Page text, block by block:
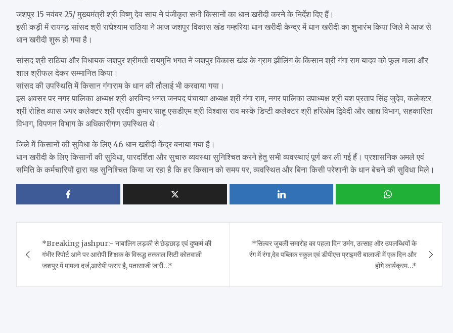
जशपुर 15 नवंबर 25/ मुख्यमंत्री श्री विष्णु देव साय ने पंजीकृत सभी किसानों का धान खरीदी करने के निर्देश दिए हैं।
इसी कड़ी में रायगढ़ सांसद श्री राधेश्याम राठिया ने आज जशपुर विकास खंड गम्हरिया धान खरीदी केन्द्र में धान खरीदी का शुभारंभ किया जिले मे आज से
धान खरीदी शुरू हो गया है।
सांसद श्री राठिया और विधायक जशपुर श्रीमती रायमुनि भगत ने जशपुर विकास खंड के ग्राम झीलिंग के किसान श्री गंगा राम यादव को फूल माला और
शाल श्रीफल देकर सम्मानित किया।
सांसद की उपस्थिति में किसान गंगाराम के धान की तौलाई भी करवाया गया।
इस अवसर पर नगर पालिका अध्यक्ष श्री अरविन्द भगत जनपद पंचायत अध्यक्ष श्री गंगा राम, नगर पालिका उपाध्यक्ष श्री यश प्रताप सिंह जुदेव, कलेक्टर
श्री रोहित व्यास अपर कलेक्टर श्री प्रदीप कुमार साहू एसडीएम श्री विश्वास राव मस्के डिप्टी कलेक्टर श्री हरिओम द्विवेदी और खाद्य विभाग, सहकारिता
विभाग, विपणन विभाग के अधिकारीगण उपस्थित थे।
जिले में किसानों की सुविधा के लिए 46 धान खरीदी केंद्र बनाया गया है।
धान खरीदी के लिए किसानों की सुविधा, पारदर्शिता और सुचारु व्यवस्था सुनिश्चित करने हेतु सभी व्यवस्थाएं पूर्ण कर ली गई हैं। प्रशासनिक अमले एवं
समिति के कर्मचारियों द्वारा यह सुनिश्चित किया जा रहा है कि हर किसान को समय पर, व्यवस्थित और बिना किसी परेशानी के धान बेचने की सुविधा मिले।
navigation
*Breaking jashpur:- नाबालिग लड़की से छेड़छाड़ एवं दुष्कर्म की
गंभीर रिपोर्ट आने पर आरोपी शिक्षक के विरूद्ध तत्काल सिटी कोतवाली
जशपुर में मामला दर्ज,आरोपी फरार है, पतासाजी जारी…*
*सिल्वर जुबली समारोह का पहला दिन उमंग, उत्साह और उपलब्धियों के
रंग में रंगा,देव पब्लिक स्कूल एवं डीपीएस प्राइमरी बालाजी में एक दिन और
होंगे कार्यक्रम…*